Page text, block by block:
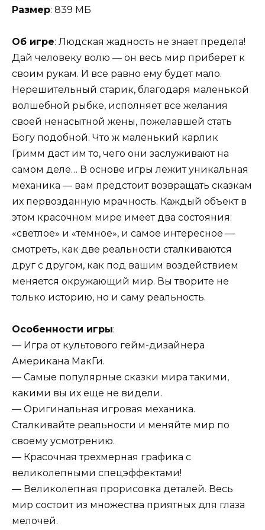
Размер: 839 МБ
Об игре: Людская жадность не знает предела!
Дай человеку волю — он весь мир приберет к
своим рукам. И все равно ему будет мало.
Нерешительный старик, благодаря маленькой
волшебной рыбке, исполняет все желания
своей ненасытной жены, пожелавшей стать
Богу подобной. Что ж маленький карлик
Гримм даст им то, чего они заслуживают на
самом деле… В основе игры лежит уникальная
механика — вам предстоит возвращать сказкам
их первозданную мрачность. Каждый объект в
этом красочном мире имеет два состояния:
«светлое» и «темное», и самое интересное —
смотреть, как две реальности сталкиваются
друг с другом, как под вашим воздействием
меняется окружающий мир. Вы творите не
только историю, но и саму реальность.
Особенности игры:
— Игра от культового гейм-дизайнера
Американа МакГи.
— Самые популярные сказки мира такими,
какими вы их еще не видели.
— Оригинальная игровая механика.
Сталкивайте реальности и меняйте мир по
своему усмотрению.
— Красочная трехмерная графика с
великолепными спецэффектами!
— Великолепная прорисовка деталей. Весь
мир состоит из множества приятных для глаза
мелочей.